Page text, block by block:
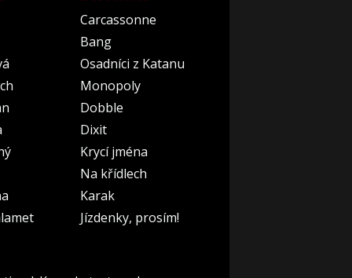
Carcassonne
Bang
Osadníci z Katanu
Monopoly
Dobble
Dixit
Krycí jména
Na křídlech
Karak
Jízdenky, prosím!